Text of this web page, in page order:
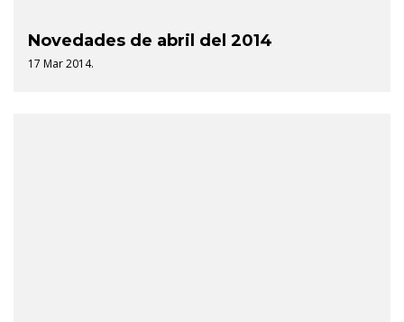
Novedades de abril del 2014
17 Mar 2014.